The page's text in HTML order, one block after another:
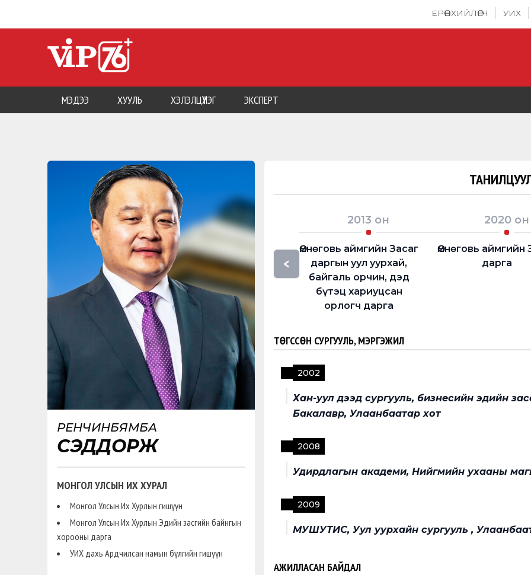
ЕРӨНХИЙЛӨГЧ УИХ
МЭДЭЭ ХУУЛЬ ХЭЛЭЛЦҮҮЛЭГ ЭКСПЕРТ
РЕНЧИНБЯМБА
СЭДДОРЖ
МОНГОЛ УЛСЫН ИХ ХУРАЛ
Монгол Улсын Их Хурлын гишүүн
Монгол Улсын Их Хурлын Эдийн засгийн байнгын
хорооны дарга
УИХ дахь Ардчилсан намын бүлгийн гишүүн
<
2013 он
Өмнөговь аймгийн Засаг
даргын уул уурхай,
байгаль орчин, дэд
бүтэц хариуцсан
орлогч дарга
2020он
Өмнөговь аймгийн
дарга
ТӨГССӨН СУРГУУЛЬ, МЭРГЭЖИЛ
2002
Хан-уул дээд сургууль, бизнесийн эдийн
Бакалавр, Улаанбаатар хот
2008
Удирдлагын академи, Нийгмийн ухааны
2009
МУШУТИС, Уул уурхайн сургууль ,
АЖИЛЛАСАН БАЙДАЛ